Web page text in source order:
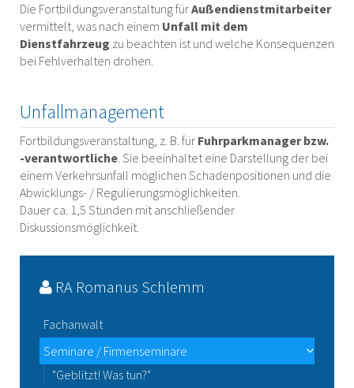
Die Fortbildungsveranstaltung fürAußendienstmitarbeiter
vermittelt, was nach einem Unfall mit dem
Dienstfahrzeug zu beachten ist und welche Konsequenzen
bei Fehlverhalten drohen.
Unfallmanagement
Fortbildungsveranstaltung, z. B. für Fuhrparkmanager bzw.
-verantwortliche. Sie beeinhaltet eine Darstellung der bei
einem Verkehrsunfall möglichen Schadenpositionen und die
Abwicklungs- / Regulierungsmöglichkeiten.
Dauer ca. 1,5 Stunden mit anschließender
Diskussionsmöglichkeit.
RA Romanus Schlemm
Fachanwalt
Seminare / Firmenseminare
"Geblitzt! Was tun?"